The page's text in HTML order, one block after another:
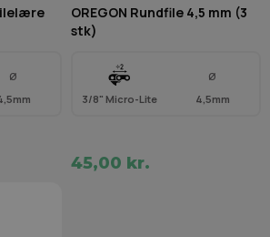
Ø
OREGON Rundfile 4,5 mm (3
stk)
3/8" Micro-Lite
Ø
4,5mm
45,00 kr.